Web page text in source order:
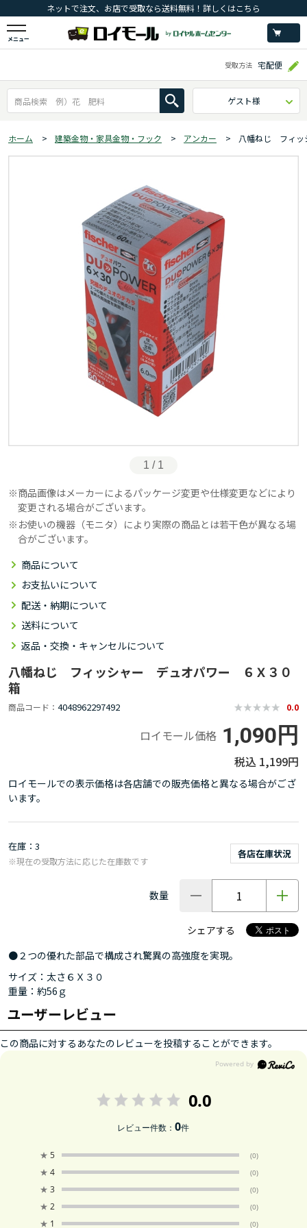
ネットで注文、お店で受取なら送料無料！詳しくはこちら
メニュー
受取方法 宅配便
ゲスト様
ホーム > 建築金物・家具金物・フック > アンカー > 八幡ねじ フィ
1 / 1
商品画像はメーカーによるパッケージ変更や仕様変更などにより
変更される場合がございます。
お使いの機器（モニタ）により実際の商品とは若干色が異なる場
合がございます。
商品について
お支払いについて
配送・納期について
送料について
返品・交換・キャンセルについて
八幡ねじ フィッシャー デュオパワー ６Ｘ３０
箱
商品コード 4048962297492 0.0
ロイモール価格 1,090円
1,199円
ロイモールでの表示価格は各店舗での販売価格と異なる場合がござ
います。
在庫 3
各店在庫状況
※現在の受取方法に応じた在庫数です
数量
シェアする
●２つの優れた部品で構成され驚異の高強度を実現。
サイズ：太さ６Ｘ３０
重量：約56ｇ
ユーザーレビュー
この商品に対するあなたのレビューを投稿することができます。
0.0
レビュー件数：0件
★ 5 (0)
★ 4 (0)
★ 3 (0)
★ 2 (0)
★ 1 (0)